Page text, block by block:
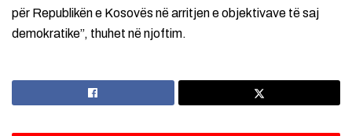
për Republikën e Kosovës në arritjen e objektivave të saj
demokratike”, thuhet në njoftim.